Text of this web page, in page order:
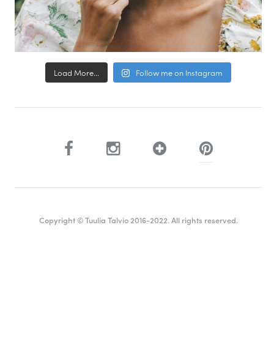
Load More... Follow me on Instagram
Copyright © Tuulia Talvio 2016-2022. All rights reserved.